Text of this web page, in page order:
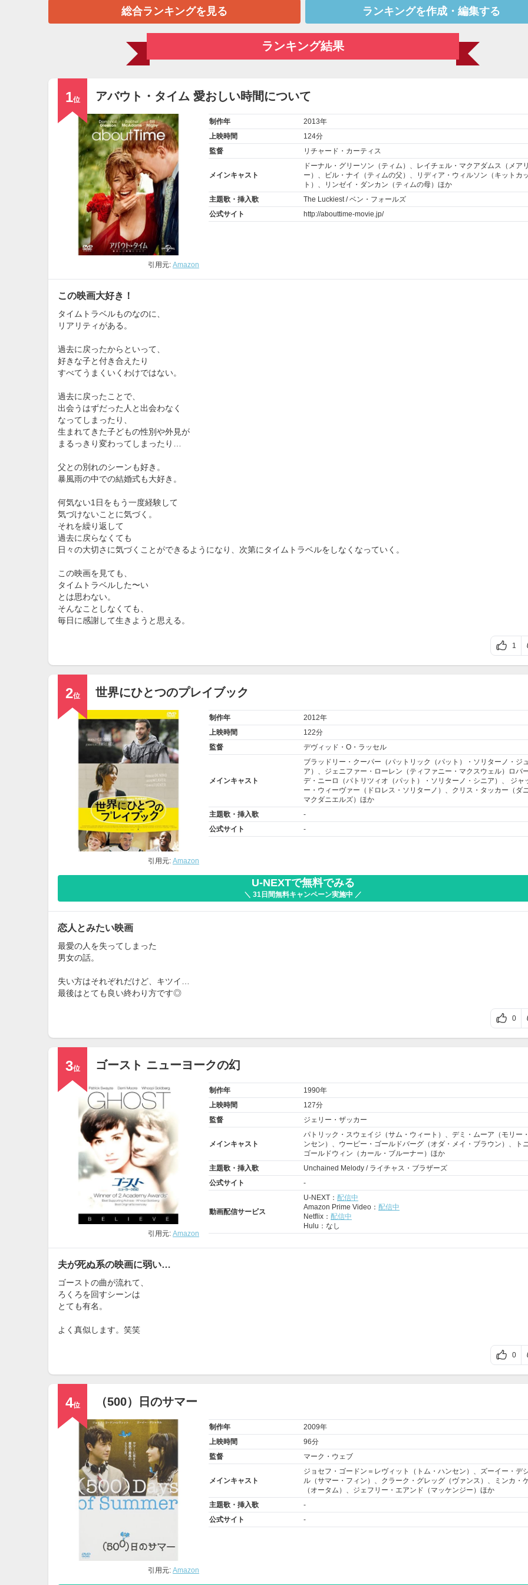
総合ランキングを見る ランキングを作成・編集する
ランキング結果
1位 アバウト・タイム 愛おしい時間について
引用元: Amazon
制作年
2013年
上映時間
124分
監督
リチャード・カーティス
メインキャスト
ドーナル・グリーソン （ティム）、 レイチェル・マクアダムス （メアリ
ー）、ビル・ナイ（ティムの父）、リディア・ウィルソン（キットカッ
ト）、リンゼイ・ダンカン（ティムの母）ほか
主題歌・挿入歌
The Luckiest / ベン・フォールズ
公式サイト
http://abouttime-movie.jp/
この映画大好き！
タイムトラベルものなのに、
リアリティがある。
過去に戻ったからといって、
好きな子と付き合えたり
すべてうまくいくわけではない。
過去に戻ったことで、
出会うはずだった人と出会わなく
なってしまったり、
生まれてきた子どもの性別や外見が
まるっきり変わってしまったり…
父との別れのシーンも好き。
暴風雨の中での結婚式も大好き。
何気ない1日をもう一度経験して
気づけないことに気づく。
それを繰り返して
過去に戻らなくても
日々の大切さに気づくことができるようになり、次第にタイムトラベルをしなくなっていく。
この映画を見ても、
タイムトラベルした〜い
とは思わない。
そんなことしなくても、
毎日に感謝して生きようと思える。
1
2位 世界にひとつのプレイブック
引用元: Amazon
制作年
2012年
上映時間
122分
監督
デヴィッド・O・ラッセル
メインキャスト
ブラッドリー・クーパー（パットリック（パット）・ソリターノ・ジ
ア）、ジェニファー・ローレン（ティファニー・マクスウェル）ロバ
デ・ニーロ（パトリツィオ（パット）・ソリターノ・シニア）、 ジャ
ー・ウィーヴァー（ドロレス・ソリターノ）、クリス・タッカー（ダ
マクダニエルズ）ほか
主題歌・挿入歌
-
公式サイト
-
U-NEXTで無料でみる
＼ 31日間無料キャンペーン実施中 ／
恋人とみたい映画
最愛の人を失ってしまった
男女の話。
失い方はそれぞれだけど、キツイ…
最後はとても良い終わり方です◎
0
3位 ゴースト ニューヨークの幻
引用元: Amazon
制作年
1990年
上映時間
127分
監督
ジェリー・ザッカー
メインキャスト
パトリック・スウェイジ（サム・ウィート）、 デミ・ムーア （モリー
ンセン）、 ウーピー・ゴールドバーグ （オダ・メイ・ブラウン）、ト
ゴールドウィン（カール・ブルーナー）ほか
主題歌・挿入歌
Unchained Melody / ライチャス・ブラザーズ
公式サイト
-
動画配信サービス
U-NEXT： 配信中
Amazon Prime Video： 配信中
Netflix： 配信中
Hulu：なし
夫が死ぬ系の映画に弱い…
ゴーストの曲が流れて、
ろくろを回すシーンは
とても有名。
よく真似します。笑笑
0
4位 （500）日のサマー
引用元: Amazon
制作年
2009年
上映時間
96分
監督
マーク・ウェブ
メインキャスト
ジョセフ・ゴードン＝レヴィット（トム・ハンセン）、 ズーイー・デ
ル （サマー・フィン）、クラーク・グレッグ（ヴァンス）、ミンカ・
（オータム）、ジェフリー・エアンド（マッケンジー）ほか
主題歌・挿入歌
-
公式サイト
-